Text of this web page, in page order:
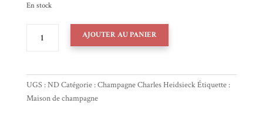
En stock
HEIDSIECK
_
AJOUTER AU PANIER
UGS :NDCatégorie :Champagne Charles HeidsieckÉtiquette :
Maison de champagne